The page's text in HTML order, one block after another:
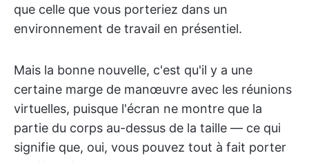
que celle que vous porteriez dans un
environnement de travail en présentiel.
Mais la bonne nouvelle, c'est qu'il y a une
certaine marge de manœuvre avec les réunions
virtuelles, puisque l'écran ne montre que la
partie du corps au-dessus de la taille — ce qui
signifie que, oui, vous pouvez tout à fait porter